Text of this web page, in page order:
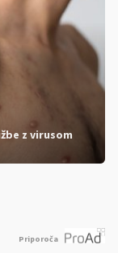
z virusom
Priporoča